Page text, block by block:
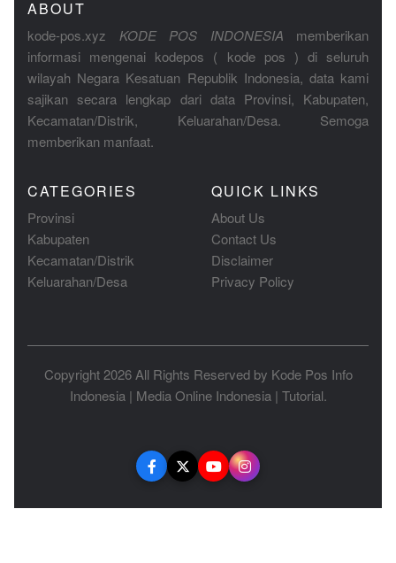
ABOUT
kode-pos.xyz KODE POS INDONESIA memberikan
informasi mengenai kodepos ( kode pos ) di seluruh
wilayah Negara Kesatuan Republik Indonesia, data kami
sajikan secara lengkap dari data Provinsi, Kabupaten,
Kecamatan/Distrik, Keluarahan/Desa. Semoga
memberikan manfaat.
CATEGORIES
Provinsi
Kabupaten
Kecamatan/Distrik
Keluarahan/Desa
QUICK LINKS
About Us
Contact Us
Disclaimer
Privacy Policy
Copyright 2026 All Rights Reserved by Kode Pos Info
Indonesia| Media Online Indonesia| Tutorial.